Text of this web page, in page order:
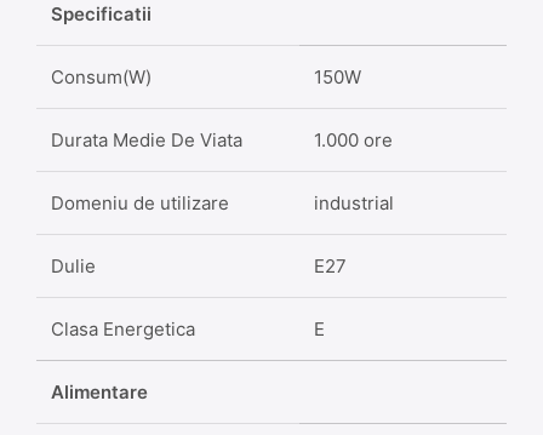
Specificatii
Consum(W) 150W
Durata Medie De Viata 1.000 ore
Domeniu de utilizare industrial
Dulie E27
Clasa Energetica E
Alimentare